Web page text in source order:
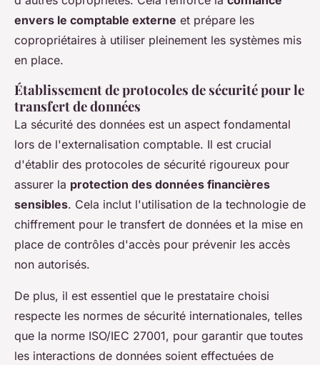
envers le comptable externe et prépare les
copropriétaires à utiliser pleinement les systèmes mis
en place.
Établissement de protocoles de sécurité pour le
transfert de données
La sécurité des données est un aspect fondamental
lors de l'externalisation comptable. Il est crucial
d'établir des protocoles de sécurité rigoureux pour
assurer la protection des données financières
sensibles. Cela inclut l'utilisation de la technologie de
chiffrement pour le transfert de données et la mise en
place de contrôles d'accès pour prévenir les accès
non autorisés.
De plus, il est essentiel que le prestataire choisi
respecte les normes de sécurité internationales, telles
que la norme ISO/IEC 27001, pour garantir que toutes
les interactions de données soient effectuées de